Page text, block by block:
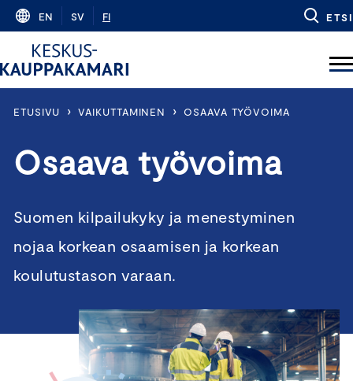
Skip
content
EN SV FI ETSI
ETUSIVU › VAIKUTTAMINEN › OSAAVA TYÖVOIMA
Osaava työvoima
Suomen kilpailukyky ja menestyminen
nojaa korkean osaamisen ja korkean
koulutustason varaan.